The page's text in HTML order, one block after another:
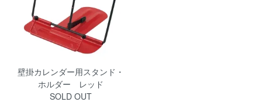
壁掛カレンダー用スタンド・
ホルダー レッド
SOLD OUT